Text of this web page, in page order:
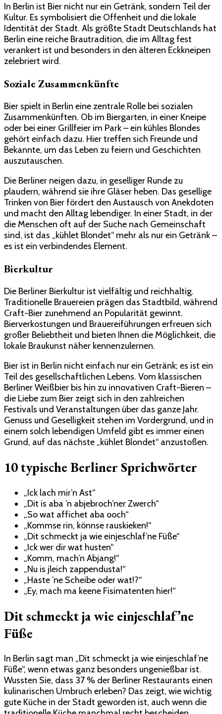
In Berlin ist Bier nicht nur ein Getränk, sondern Teil der
Kultur. Es symbolisiert die Offenheit und die lokale
Identität der Stadt. Als größte Stadt Deutschlands hat
Berlin eine reiche Brautradition, die im Alltag fest
verankert ist und besonders in den älteren Eckkneipen
zelebriert wird.
Soziale Zusammenkünfte
Bier spielt in Berlin eine zentrale Rolle bei sozialen
Zusammenkünften. Ob im Biergarten, in einer Kneipe
oder bei einer Grillfeier im Park – ein kühles Blondes
gehört einfach dazu. Hier treffen sich Freunde und
Bekannte, um das Leben zu feiern und Geschichten
auszutauschen.
Die Berliner neigen dazu, in geselliger Runde zu
plaudern, während sie ihre Gläser heben. Das gesellige
Trinken von Bier fördert den Austausch von Anekdoten
und macht den Alltag lebendiger. In einer Stadt, in der
die Menschen oft auf der Suche nach Gemeinschaft
sind, ist das „kühlet Blondet“ mehr als nur ein Getränk –
es ist ein verbindendes Element.
Bierkultur
Die Berliner Bierkultur ist vielfältig und reichhaltig.
Traditionelle Brauereien prägen das Stadtbild, während
Craft-Bier zunehmend an Popularität gewinnt.
Bierverkostungen und Brauereiführungen erfreuen sich
großer Beliebtheit und bieten Ihnen die Möglichkeit, die
lokale Braukunst näher kennenzulernen.
Bier ist in Berlin nicht einfach nur ein Getränk; es ist ein
Teil des gesellschaftlichen Lebens. Vom klassischen
Berliner Weißbier bis hin zu innovativen Craft-Bieren –
die Liebe zum Bier zeigt sich in den zahlreichen
Festivals und Veranstaltungen über das ganze Jahr.
Genuss und Geselligkeit stehen im Vordergrund, und in
einem solch lebendigen Umfeld gibt es immer einen
Grund, auf das nächste „kühlet Blondet“ anzustoßen.
10 typische Berliner Sprichwörter
„Ick lach mir’n Ast“
„Dit is aba ’n abjebroch’ner Zwerch“
„So wat affichet aba ooch“
„Kommse rin, könnse rauskieken!“
„Dit schmeckt ja wie einjeschlaf’ne Füße“
„Ick wer dir wat husten“
„Komm, mach’n Abjang!“
„Nu is jleich zappendusta!“
„Haste ’ne Scheibe oder wat!?“
„Ey, mach ma keene Fisimatenten hier!“
Dit schmeckt ja wie einjeschlaf’ne
Füße
In Berlin sagt man „Dit schmeckt ja wie einjeschlaf’ne
Füße“, wenn etwas ganz besonders ungenießbar ist.
Wussten Sie, dass 37 % der Berliner Restaurants einen
kulinarischen Umbruch erleben? Das zeigt, wie wichtig
gute Küche in der Stadt geworden ist, auch wenn die